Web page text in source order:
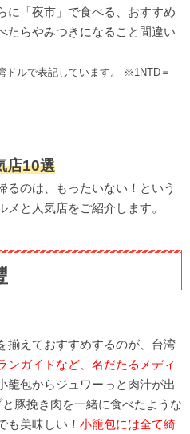
に「夜市」で食べる、おすすめ
たらやみつきになること間違い
ドルで表記しています。 ※1NTD＝
店10選
るのは、もったいない！という
と人気店をご紹介します。
揃えておすすめするのが、台湾
ンガイドなど、名だたるメディ
籠包からジュワーっと肉汁が出
豚挽き肉を一緒に食べたような
も美味しい！ 小籠包には全て綺